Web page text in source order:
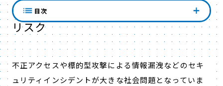
増大するセキュリティインシデントの
リスク
不正アクセスや標的型攻撃による情報漏洩などのセキ
ュリティインシデントが大きな社会問題となっていま
目次